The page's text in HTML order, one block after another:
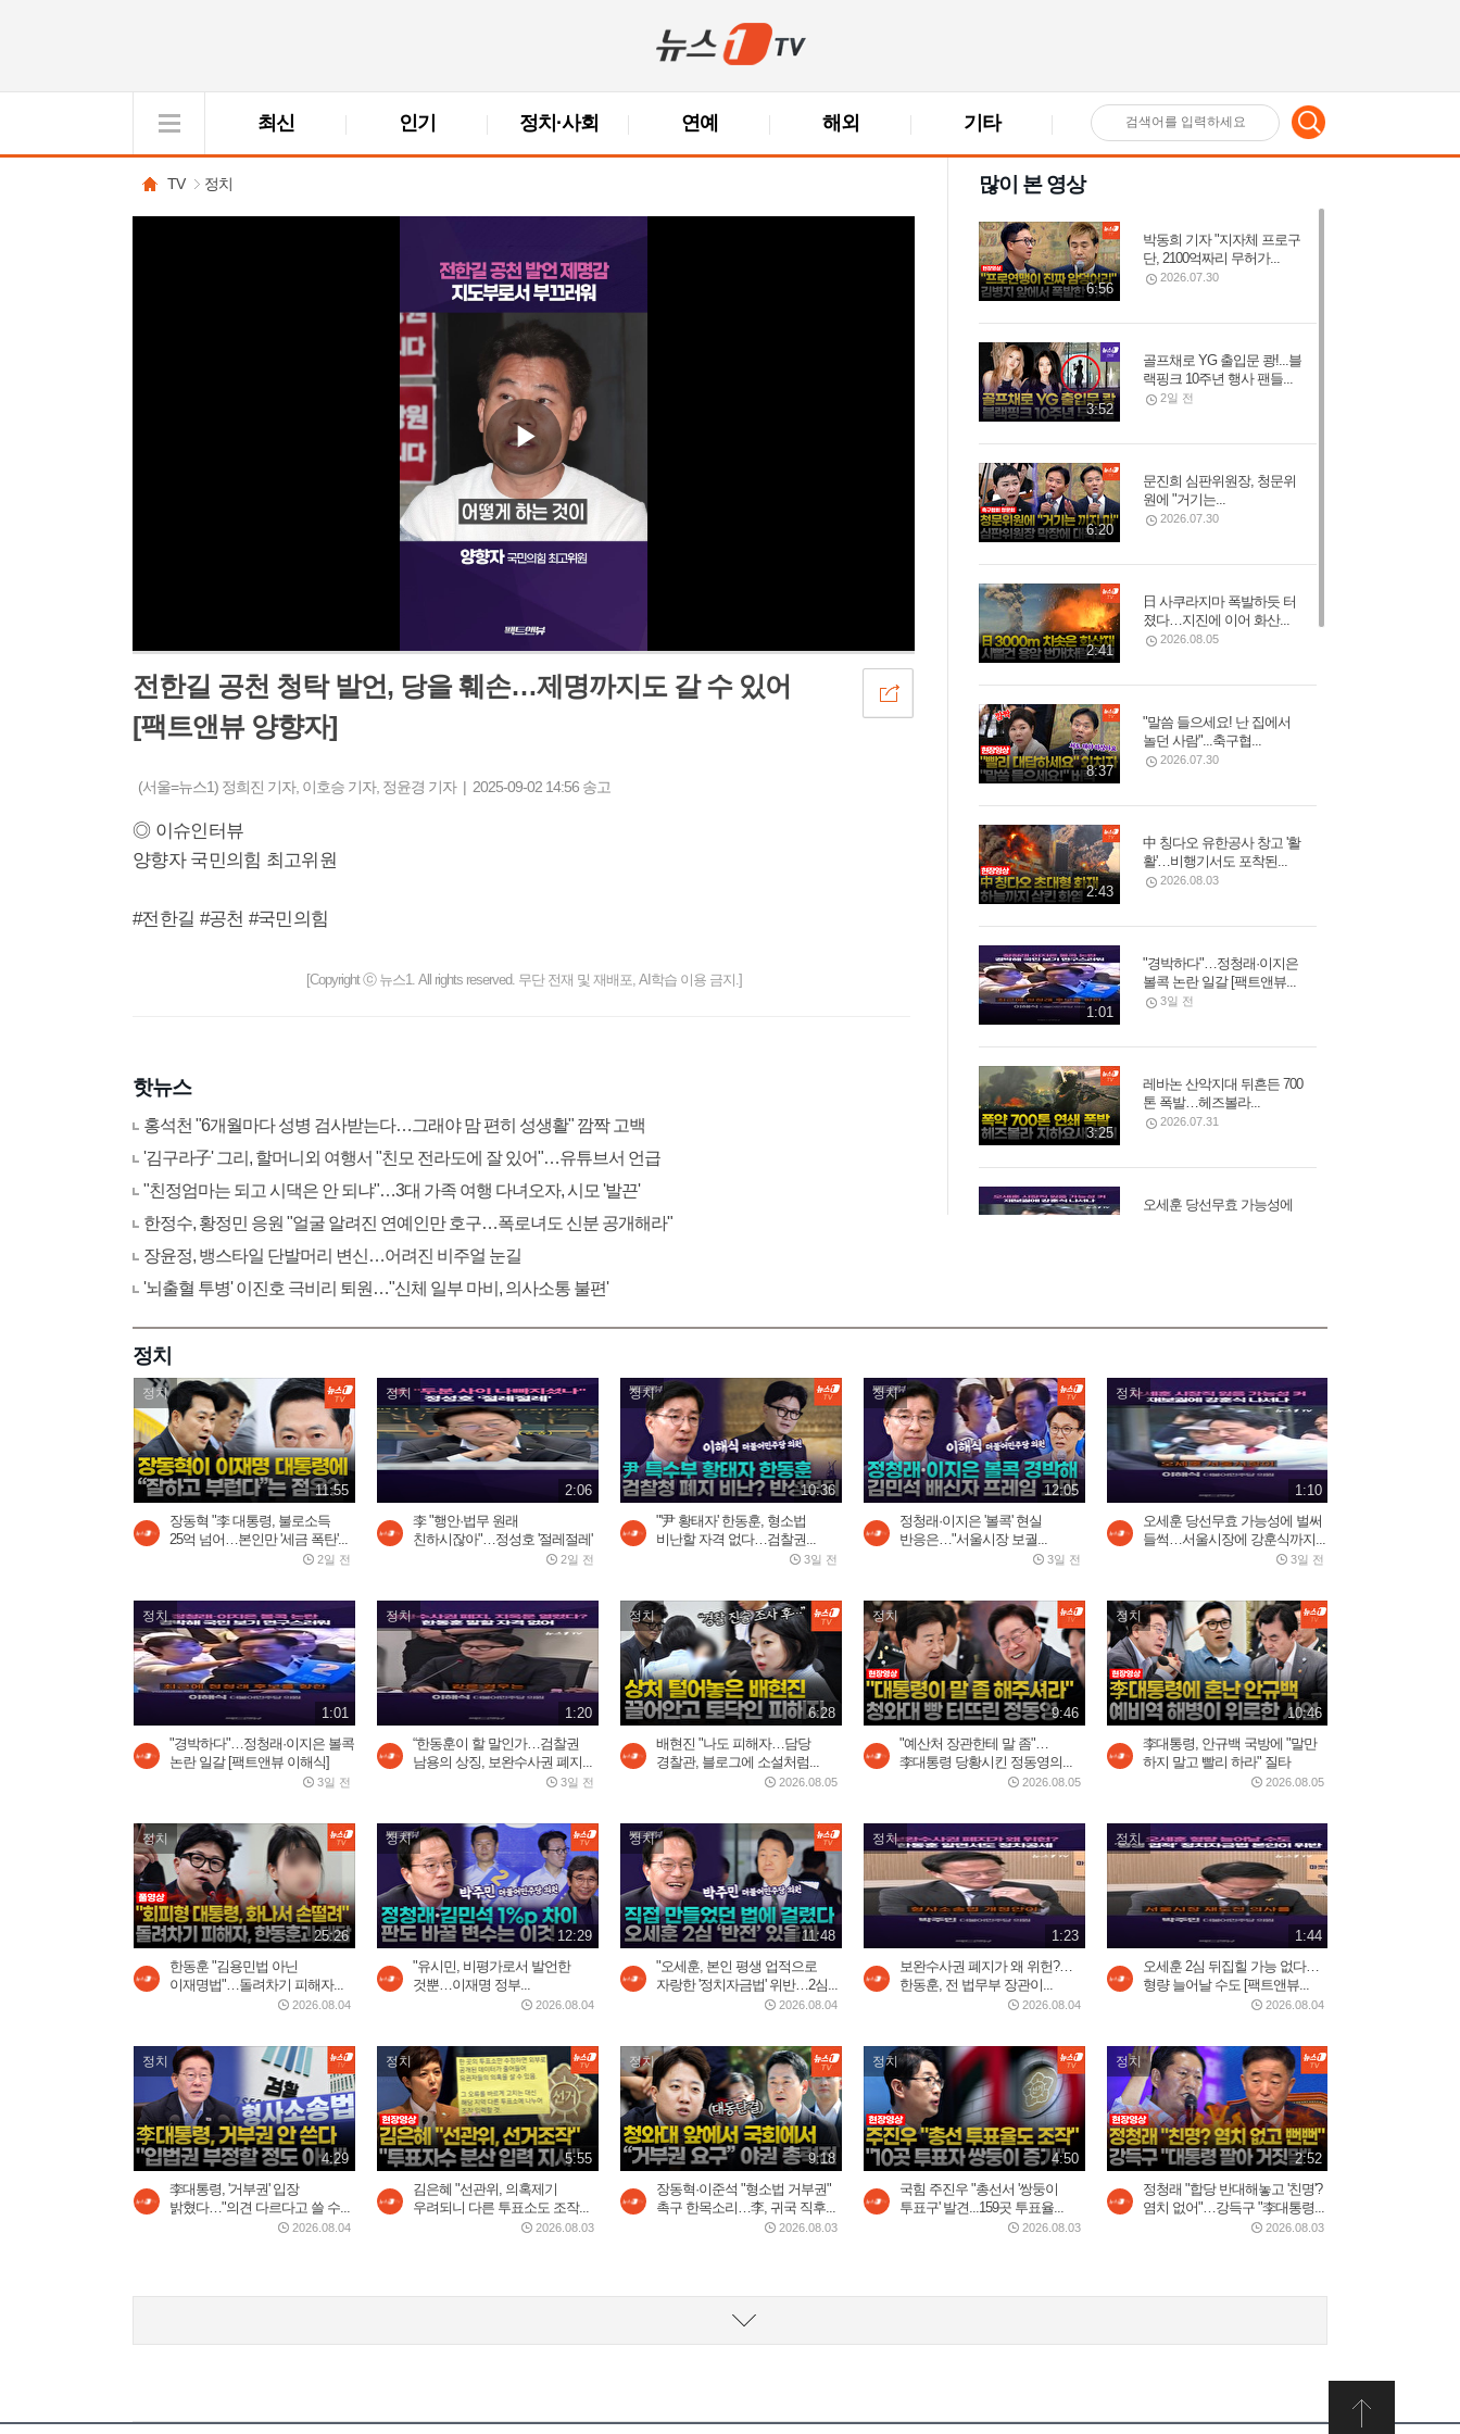
최신 인기 정치·사회 연예 해외 기타 검
어
입
력
TV 정치
전한길 공천 청탁 발언, 당을 훼손…제명까지도 갈 수 있어
[팩트앤뷰 양향자]
(서울=뉴스1) 정희진 기자, 이호승 기자, 정윤경 기자 | 2025-09-02 14:56 송고
◎ 이슈인터뷰
양향자 국민의힘 최고위원
#전한길 #공천 #국민의힘
[Copyright ⓒ 뉴스1. All rights reserved. 무단 전재 및 재배포, AI학습 이용 금지.]
핫뉴스
홍석천 "6개월마다 성병 검사받는다…그래야 맘 편히 성생활" 깜짝 고백
'김구라子' 그리, 할머니외 여행서 "친모 전라도에 잘 있어"…유튜브서 언급
"친정엄마는 되고 시댁은 안 되냐"…3대 가족 여행 다녀오자, 시모 '발끈'
한정수, 황정민 응원 "얼굴 알려진 연예인만 호구…폭로녀도 신분 공개해라"
장윤정, 뱅스타일 단발머리 변신…어려진 비주얼 눈길
'뇌출혈 투병' 이진호 극비리 퇴원…"신체 일부 마비, 의사소통 불편'
많이 본 영상
6:56
박동희 기자 "지자체 프로구
단, 2100억짜리 무허가...
2026.07.30
3:52
골프채로 YG 출입문 쾅!...블
랙핑크 10주년 행사 팬들...
2일 전
6:20
문진희 심판위원장, 청문위
원에 "거기는...
2026.07.30
2:41
日 사쿠라지마 폭발하듯 터
졌다…지진에 이어 화산...
2026.08.05
8:37
"말씀 들으세요! 난 집에서
놀던 사람"...축구협...
2026.07.30
2:43
中 칭다오 유한공사 창고 '활
활'…비행기서도 포착된...
2026.08.03
1:01
"경박하다"…정청래·이지은
볼콕 논란 일갈 [팩트앤뷰...
3일 전
3:25
레바논 산악지대 뒤흔든 700
톤 폭발…헤즈볼라...
2026.07.31
오세훈 당선무효 가능성에
2:43
12개 대형산불 동시 발생…
김선태, 리센느 원이 '무섭노'
재소환했다가 역풍 제대로...
3:05
모스크바 중심부 폭탄 폭발,
2026.08.02
푸틴 별장 코앞 휴양지에 드
론 쾅!…러 국민들 공포
2026.08.04
2:59
천 명 모로코인 탈출 현장
2026.07.31
2:33
턱까지 차오른 물, 맨손으로
창문 뜯고 탈출…대홍수에...
2일 전
0:52
중국 현지에서 반응 난리난
장원영 광고
2026.08.03
3:20
제니, 롤라팔루자 무슨 일...
美 혹평에 전 세계 팬들 '난리'
2026.08.04
원…"IMF에 이은 JMF...
정치
정치
11:55
장동혁 "李 대통령, 불로소득
25억 넘어…본인만 '세금 폭탄'...
2일 전
정치
2:06
李 "행안·법무 원래
친하시잖아"…정성호 '절레절레'
2일 전
정치
10:36
"'尹 황태자' 한동훈, 형소법
비난할 자격 없다…검찰권...
3일 전
정치
12:05
정청래·이지은 '볼콕' 현실
반응은…"서울시장 보궐...
3일 전
정치
1:10
오세훈 당선무효 가능성에 벌써
들썩…서울시장에 강훈식까지...
3일 전
정치
1:01
"경박하다"…정청래·이지은 볼콕
논란 일갈 [팩트앤뷰 이해식]
3일 전
정치
1:20
“한동훈이 할 말인가…검찰권
남용의 상징, 보완수사권 폐지...
3일 전
정치
6:28
배현진 "나도 피해자…담당
경찰관, 블로그에 소설처럼...
2026.08.05
정치
9:46
"예산처 장관한테 말 좀"…
李대통령 당황시킨 정동영의...
2026.08.05
정치
10:46
李대통령, 안규백 국방에 "말만
하지 말고 빨리 하라" 질타
2026.08.05
정치
25:26
한동훈 "김용민법 아닌
이재명법"…돌려차기 피해자...
2026.08.04
정치
12:29
"유시민, 비평가로서 발언한
것뿐…이재명 정부...
2026.08.04
정치
11:48
"오세훈, 본인 평생 업적으로
자랑한 '정치자금법' 위반…2심...
2026.08.04
정치
1:23
보완수사권 폐지가 왜 위헌?…
한동훈, 전 법무부 장관이...
2026.08.04
정치
1:44
오세훈 2심 뒤집힐 가능 없다…
형량 늘어날 수도 [팩트앤뷰...
2026.08.04
정치
4:29
李대통령, '거부권' 입장
밝혔다…"의견 다르다고 쓸 수...
2026.08.04
정치
5:55
김은혜 "선관위, 의혹제기
우려되니 다른 투표소도 조작...
2026.08.03
정치
9:18
장동혁·이준석 "형소법 거부권"
촉구 한목소리…李, 귀국 직후...
2026.08.03
정치
4:50
국힘 주진우 "총선서 '쌍둥이
투표구' 발견...159곳 투표율...
2026.08.03
정치
2:52
정청래 "합당 반대해놓고 '친명'?
염치 없어"…강득구 "李대통령...
2026.08.03